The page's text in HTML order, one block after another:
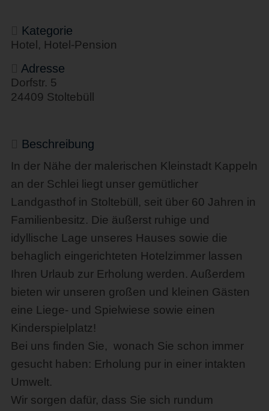
Kategorie
Hotel, Hotel-Pension
Adresse
Dorfstr. 5
24409 Stoltebüll
Beschreibung
In der Nähe der malerischen Kleinstadt Kappeln
an der Schlei liegt unser gemütlicher
Landgasthof in Stoltebüll, seit über 60 Jahren in
Familienbesitz. Die äußerst ruhige und
idyllische Lage unseres Hauses sowie die
behaglich eingerichteten Hotelzimmer lassen
Ihren Urlaub zur Erholung werden. Außerdem
bieten wir unseren großen und kleinen Gästen
eine Liege- und Spielwiese sowie einen
Kinderspielplatz!
Bei uns finden Sie, wonach Sie schon immer
gesucht haben: Erholung pur in einer intakten
Umwelt.
Wir sorgen dafür, dass Sie sich rundum